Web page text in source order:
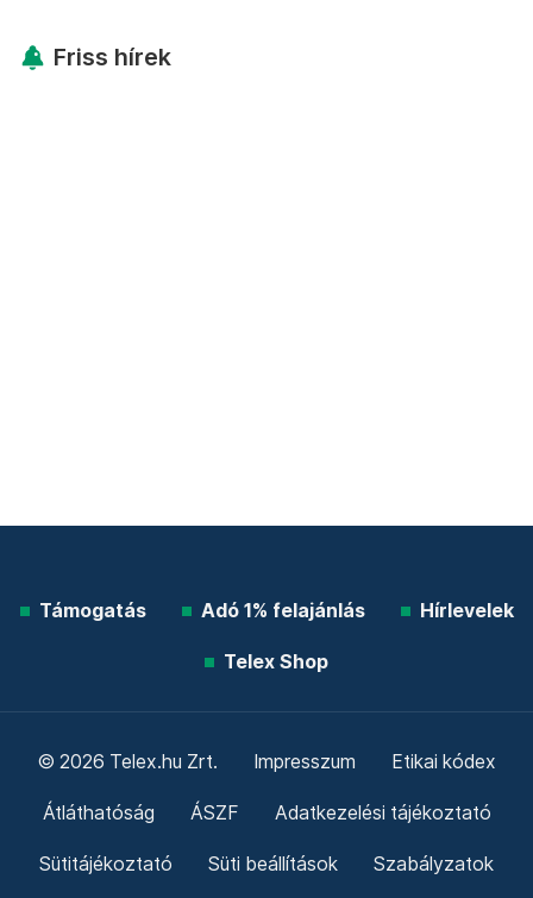
Friss hírek
Támogatás Adó 1% felajánlás Hírlevelek
Telex Shop
© 2026 Telex.hu Zrt. Impresszum Etikai kódex
Átláthatóság ÁSZF Adatkezelési tájékoztató
Sütitájékoztató Süti beállítások Szabályzatok